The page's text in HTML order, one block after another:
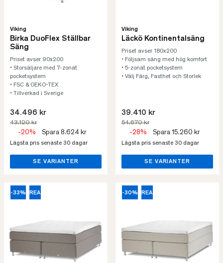
Viking
Birka DuoFlex Ställbar
Säng
Priset avser 90x200
• Storsäljare med 7-zonat
pocketsystem
• FSC & OEKO-TEX
• Tillverkad i Sverige
34.496 kr
43.120 kr
-20% Spara 8.624 kr
Lägsta pris senaste 30 dagar
SE VARIANTER
Viking
Läckö Kontinentalsäng
Priset avser 180x200
• Följsam säng med hög komfort
• 5-zonat pocketsystem
• Välj Färg, Fasthet och Storlek
39.410 kr
54.670 kr
-28% Spara 15.260 kr
Lägsta pris senaste 30 dagar
SE VARIANTER
-33% REA -30% REA